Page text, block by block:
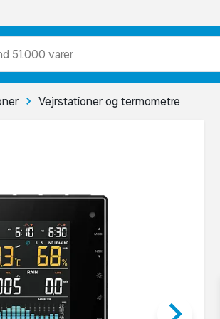
51.000 varer
Vejrstationer og termometre